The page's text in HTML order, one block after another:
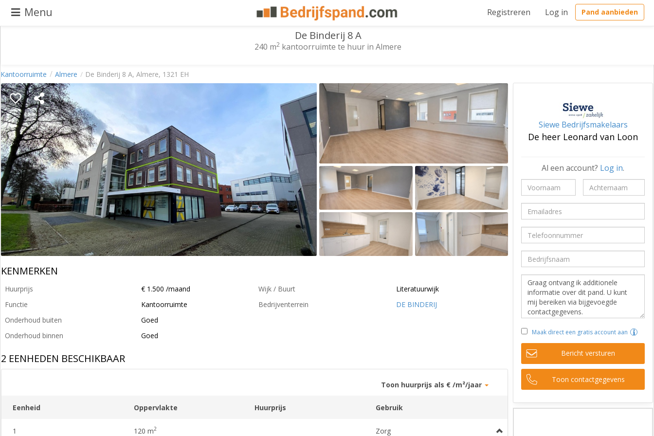
Menu Registreren Log in Pand aanbieden
aanbieden
Pand
zoeken
Waarom
adverteren
Premium
adverteren
Blog
Registreren
Login
Kantoorruimte Almere De Binderij 8 A, Almere, 1321 EH
De Binderij 8 A
240 m2 kantoorruimte te huur in Almere
KENMERKEN
Huurprijs
€ 1.500 /maand
Functie
Kantoorruimte
Onderhoud buiten
Goed
Onderhoud binnen
Goed
Wijk / Buurt
Literatuurwijk
Bedrijventerrein
DE BINDERIJ
2 EENHEDEN BESCHIKBAAR
Toon huurprijs als € /m²/jaar
Eenheid Oppervlakte Huurprijs Gebruik
1 120 m2 Zorg
Siewe Bedrijfsmakelaars
De heer Leonard van Loon
Al een account? Log in.
Maak direct een gratis account aan
Bericht versturen
Toon contactgegevens